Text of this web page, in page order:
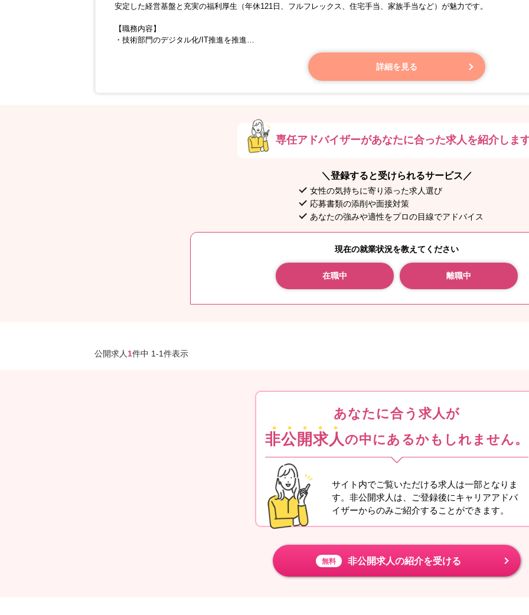
安定した経営基盤と充実の福利厚生（年休121日、フルフレックス、住宅手当、家族手当など）が魅力です。
【職務内容】
・技術部門のデジタル化/IT推進を推進
CADマクロ、マシンラーニング、AI、ローコードツール、各種パッケージなどを活用し、技術部門のデジタル化を推進
詳細を見る
専任アドバイザーがあなたに合った求人を紹介しま
＼登録すると受けられるサービス／
女性の気持ちに寄り添った求人選び
応募書類の添削や面接対策
あなたの強みや適性をプロの目線でアドバイス
現在の就業状況を教えてください
在職中 離職中
公開求人 1件中 1-1件表示
あなたに合う求人が
非公開求人 の中にあるかもしれません。
サイト内でご覧いただける求人は一部となりま
す。非公開求人は、ご登録後にキャリアアドバ
イザーからのみご紹介することができます。
無料 非公開求人の紹介を受ける